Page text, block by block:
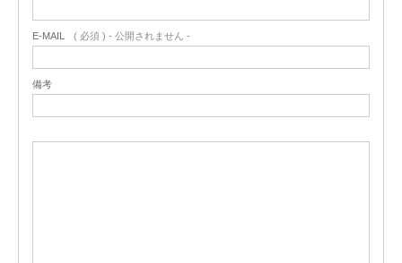
E-MAIL ( 必須 ) - 公開されません -
備考